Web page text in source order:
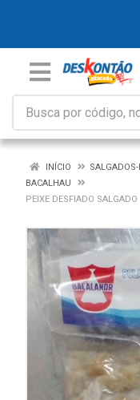
INÍCIO
BACALHAU
PEIXE DESFIADO